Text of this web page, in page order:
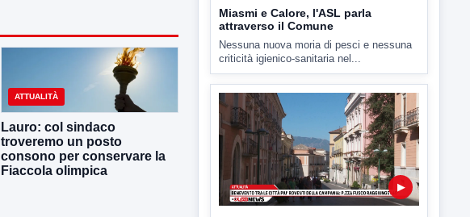
ATTUALITÀ
Lauro: col sindaco
troveremo un posto
consono per conservare la
Fiaccola olimpica
Miasmi e Calore, l'ASL parla
attraverso il Comune
Nessuna nuova moria di pesci e nessuna
criticità igienico-sanitaria nel...
▶